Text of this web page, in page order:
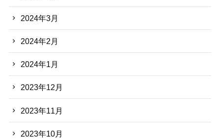
2024年3月
2024年2月
2024年1月
2023年12月
2023年11月
2023年10月